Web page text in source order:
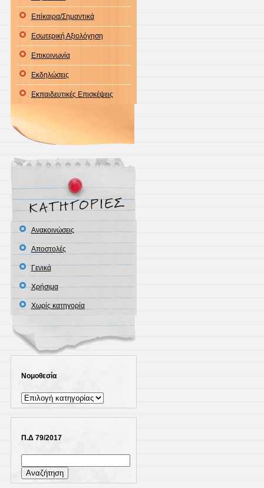
Επίκαιρα/Σημαντικά
Εσωτερική Αξιολόγηση
Επικοινωνία
Εκδηλώσεις
Εκπαιδευτικές Επισκέψεις
Ανακοινώσεις
Αποστολές
Γενικά
Χρήσιμα
Χωρίς κατηγορία
Νομοθεσία
Νομοθεσία
Π.Δ 79/2017
για: